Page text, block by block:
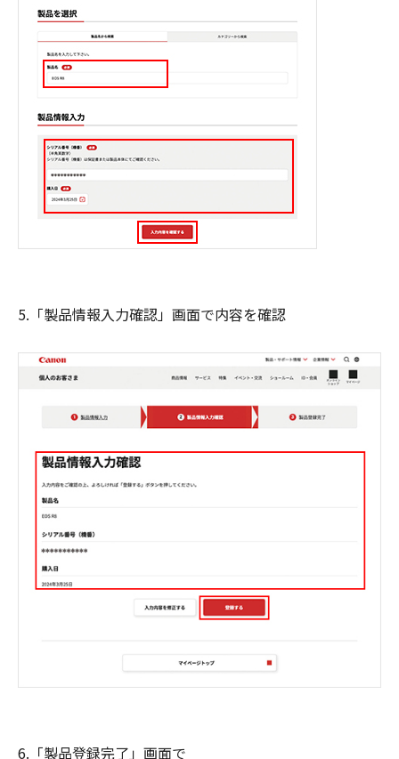
5.「製品情報入力確認」画面で内容を確認
6.「製品登録完了」画面で